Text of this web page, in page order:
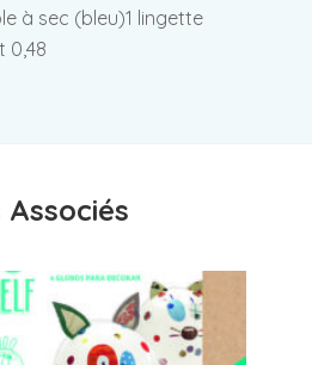
à sec (bleu)1 lingette
0,48